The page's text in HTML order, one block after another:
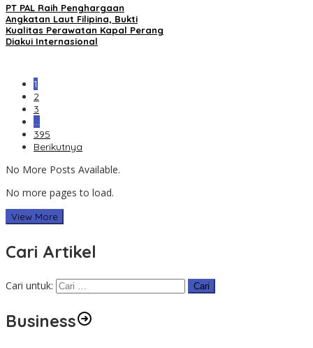
PT PAL Raih Penghargaan
Angkatan Laut Filipina, Bukti
Kualitas Perawatan Kapal Perang
Diakui Internasional
1
2
3
…
395
Berikutnya
No More Posts Available.
No more pages to load.
View More
Cari Artikel
Cari untuk:
Business